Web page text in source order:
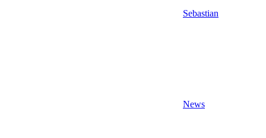
Sebastian
News